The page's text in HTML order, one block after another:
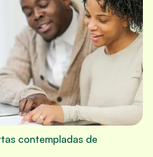
contempladas de